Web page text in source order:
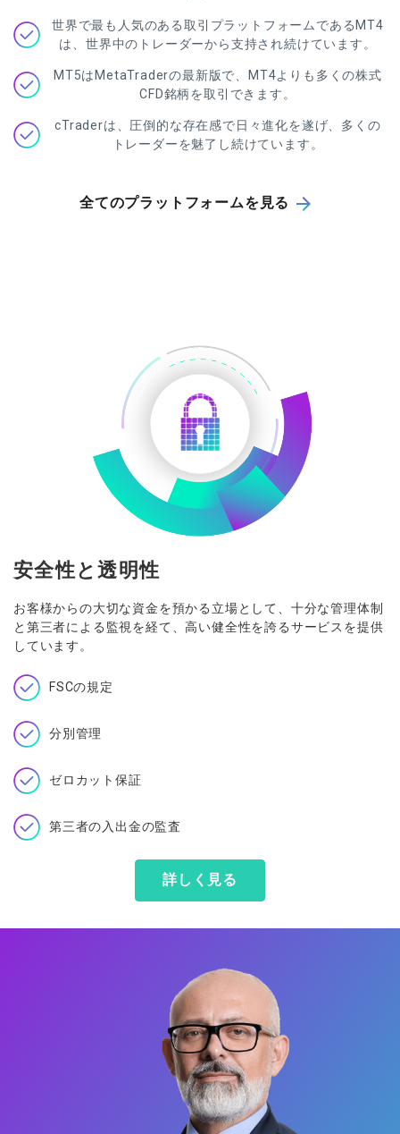
世界で最も人気のある取引プラットフォームであるMT4
は、世界中のトレーダーから支持され続けています。
MT5はMetaTraderの最新版で、MT4よりも多くの株式
CFD銘柄を取引できます。
cTraderは、圧倒的な存在感で日々進化を遂げ、多くの
トレーダーを魅了し続けています。
全てのプラットフォームを見る
安全性と透明性
お客様からの大切な資金を預かる立場として、十分な管理体制
と第三者による監視を経て、高い健全性を誇るサービスを提供
しています。
FSCの規定
分別管理
ゼロカット保証
第三者の入出金の監査
詳しく見る